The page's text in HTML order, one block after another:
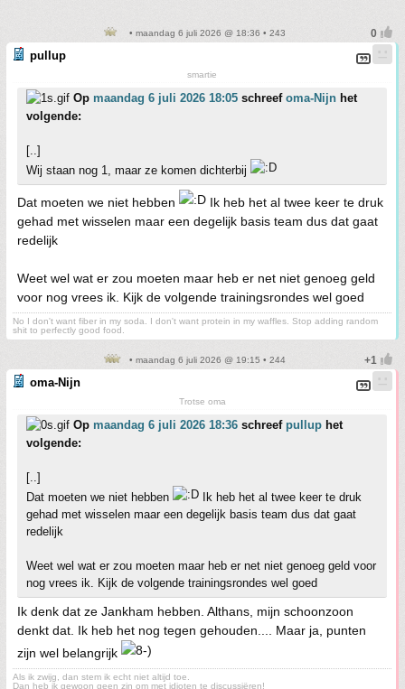
• maandag 6 juli 2026 @ 18:36 • 243
pullup
smartie
Op maandag 6 juli 2026 18:05 schreef oma-Nijn het
volgende:
[..]
Wij staan nog 1, maar ze komen dichterbij
Dat moeten we niet hebben
Ik heb het al twee keer te druk
gehad met wisselen maar een degelijk basis team dus dat gaat
redelijk
Weet wel wat er zou moeten maar heb er net niet genoeg geld
voor nog vrees ik. Kijk de volgende trainingsrondes wel goed
No I don't want fiber in my soda. I don't want protein in my waffles. Stop adding random
shit to perfectly good food.
• maandag 6 juli 2026 @ 19:15 • 244
oma-Nijn
Trotse oma
Op maandag 6 juli 2026 18:36 schreef pullup het
volgende:
[..]
Dat moeten we niet hebben
Ik heb het al twee keer te druk
gehad met wisselen maar een degelijk basis team dus dat gaat
redelijk
Weet wel wat er zou moeten maar heb er net niet genoeg geld voor
nog vrees ik. Kijk de volgende trainingsrondes wel goed
Ik denk dat ze Jankham hebben. Althans, mijn schoonzoon
denkt dat. Ik heb het nog tegen gehouden.... Maar ja, punten
zijn wel belangrijk
Als ik zwijg, dan stem ik echt niet altijd toe.
Dan heb ik gewoon geen zin om met idioten te discussiëren!